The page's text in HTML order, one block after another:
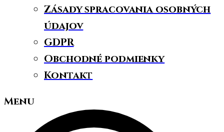
Zásady spracovania osobných
údajov
GDPR
Obchodné podmienky
Kontakt
Menu